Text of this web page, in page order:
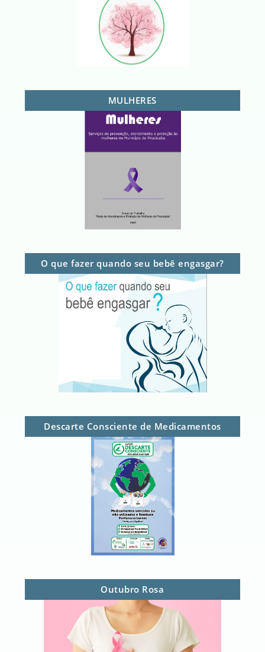
MULHERES
O que fazer quando seu bebê engasgar?
Descarte Consciente de Medicamentos
Outubro Rosa